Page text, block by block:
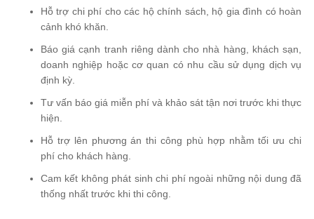
Hỗ trợ chi phí cho các hộ chính sách, hộ gia đình có hoàn
cảnh khó khăn.
Báo giá cạnh tranh riêng dành cho nhà hàng, khách sạn,
doanh nghiệp hoặc cơ quan có nhu cầu sử dụng dịch vụ
định kỳ.
Tư vấn báo giá miễn phí và khảo sát tận nơi trước khi thực
hiện.
Hỗ trợ lên phương án thi công phù hợp nhằm tối ưu chi
phí cho khách hàng.
Cam kết không phát sinh chi phí ngoài những nội dung đã
thống nhất trước khi thi công.